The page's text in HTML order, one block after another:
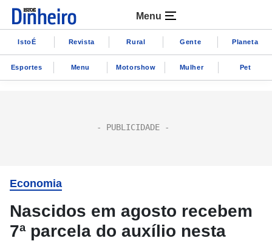
Menu
IstoÉ Revista Rural Gente Planeta
Esportes Menu Motorshow Mulher Pet
Economia
Nascidos em agosto recebem
7ª parcela do auxílio nesta